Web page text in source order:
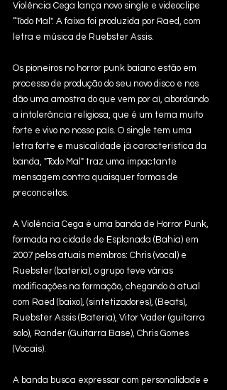
Violência Cega lança novo single e videoclipe
“Todo Mal". A faixa foi produzida por Raed, com
letra e música de Ruebster Assis.
Os pioneiros no horror punk baiano estão em
processo de produção do seu novo disco e nos
dão uma amostra do que vem por aí, abordando
a intolerância religiosa, que é um tema muito
forte e vivo no nosso país. O single tem uma
letra forte e musicalidade já característica da
banda, "Todo Mal" traz uma impactante
mensagem contra quaisquer formas de
preconceitos.
A Violência Cega é uma banda de Horror Punk,
formada na cidade de Esplanada (Bahia) em
2007 pelos atuais membros: Chris (vocal) e
Ruebster (bateria), o grupo teve várias
modificações na formação, chegando à atual
com Raed (baixo), (sintetizadores), (Beats),
Ruebster Assis (Bateria), Vitor Vader (guitarra
solo), Rander (Guitarra Base), Chris Gomes
(Vocais).
A banda busca expressar com personalidade e